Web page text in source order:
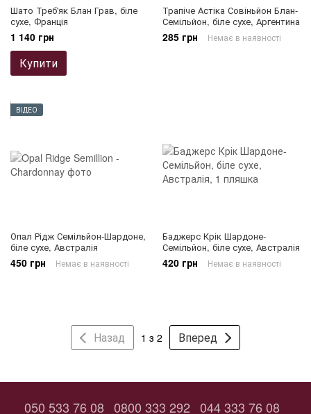
Шато Треб'як Блан Грав, біле
сухе, Франція
1 140 грн
Купити
Трапіче Астіка Совіньйон Блан-
Семільйон, біле сухе, Аргентина
285 грн Немає в наявності
ВІДЕО
Опал Рідж Семільйон-Шардоне,
біле сухе, Австралія
450 грн Немає в наявності
Баджерс Крік Шардоне-
Семільйон, біле сухе, Австралія
420 грн Немає в наявності
Назад 1 з 2 Вперед
050 533 76 08 0800 333 292 044 333 76 08